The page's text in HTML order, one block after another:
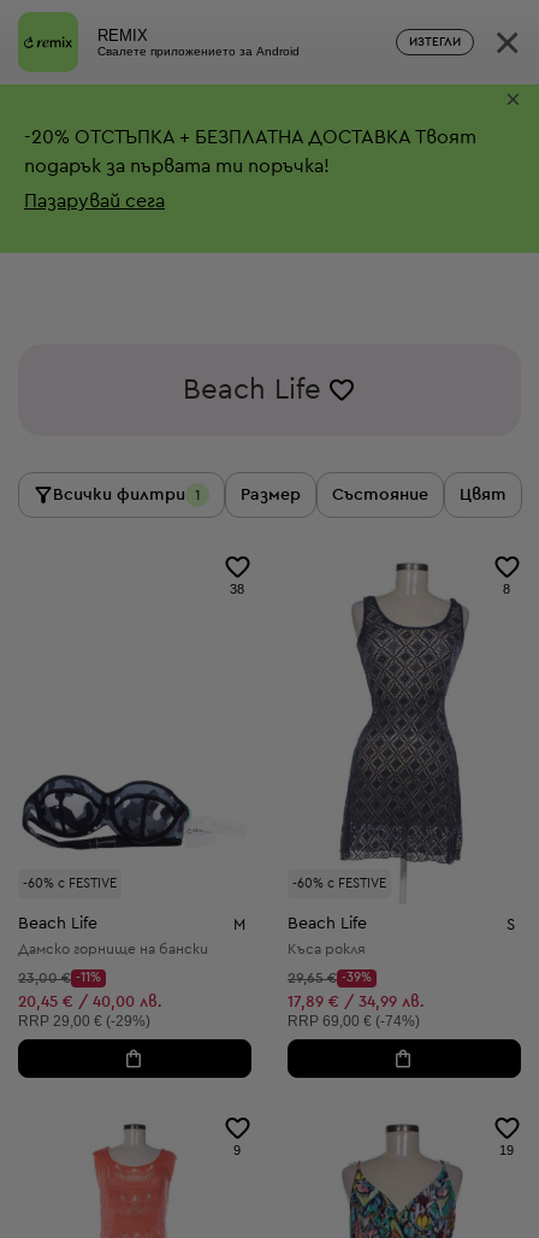
REMIX
Свалете приложението за Android
ИЗТЕГЛИ ×
-20% ОТСТЪПКА + БЕЗПЛАТНА ДОСТАВКА Твоят
подарък за първата ти поръчка!
Пазарувай сега
×
Beach Life
Всички филтри 1 Размер Състояние Цвят
-60% с FESTIVE
38
Beach Life M
Дамско горнище на бански
Начална цена:
23,00 €
Discount Price:
-11%
Намалена цена:
20,45 € / 40,00 лв.
Препоръчителна цена:
RRP 29,00 € (-29%)
-60% с FESTIVE
8
Beach Life S
Къса рокля
Начална цена:
29,65 €
Discount Price:
-39%
Намалена цена:
17,89 € / 34,99 лв.
Препоръчителна цена:
RRP 69,00 € (-74%)
9 19